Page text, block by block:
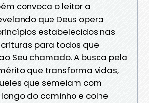
convoca o leitor a
que Deus opera
estabelecidos nas
para todos que
Seu chamado. A busca pela
que transforma vidas,
que semeiam com
do caminho e colhe